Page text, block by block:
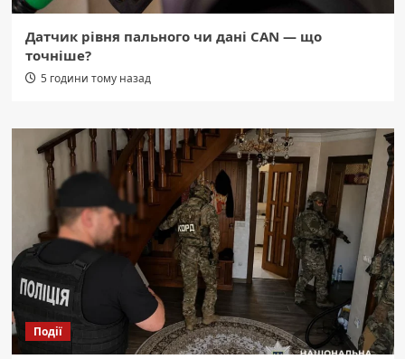
Датчик рівня пального чи дані CAN — що
точніше?
5 години тому назад
Події